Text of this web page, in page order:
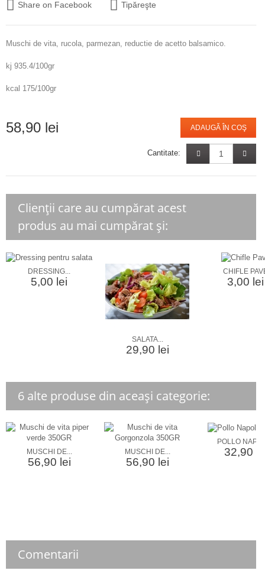
Share on Facebook Tipăreşte
Muschi de vita, rucola, parmezan, reductie de acetto balsamico.
kj 935.4/100gr
kcal 175/100gr
58,90 lei ADAUGĂ ÎN COŞ
Cantitate:
Clienții care au cumpărat acest
produs au mai cumpărat și:
DRESSING...
5,00 lei
SALATA...
29,90 lei
CHIFLE
3,00 lei
6 alte produse din aceași categorie:
MUSCHI DE...
56,90 lei
MUSCHI DE...
56,90 lei
POLLO
32,90
Comentarii